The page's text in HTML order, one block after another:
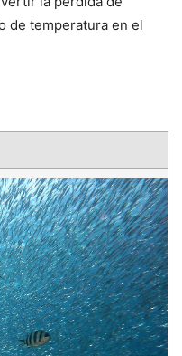
de temperatura en el